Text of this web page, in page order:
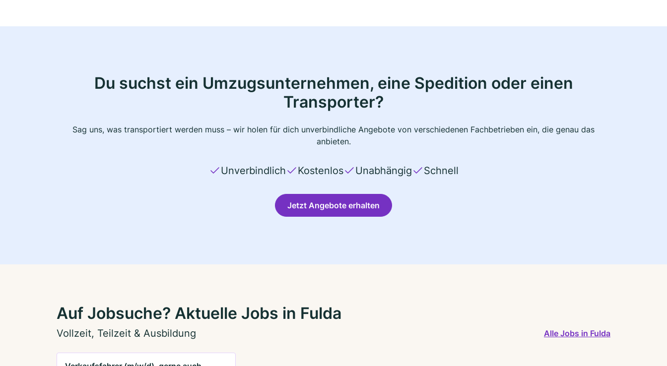
Du suchst ein Umzugsunternehmen, eine Spedition oder einen
Transporter?
Sag uns, was transportiert werden muss – wir holen für dich unverbindliche Angebote von verschiedenen Fachbetrieben ein, die genau das
anbieten.
Unverbindlich Kostenlos Unabhängig Schnell
Jetzt Angebote erhalten
Auf Jobsuche? Aktuelle Jobs in Fulda
Vollzeit, Teilzeit & Ausbildung Alle Jobs in Fulda